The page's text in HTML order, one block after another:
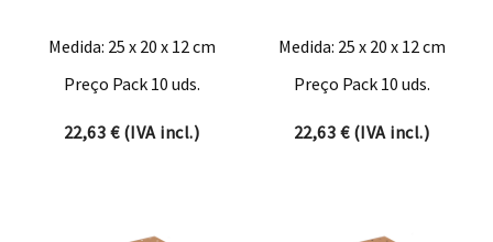
Medida: 25 x 20 x 12 cm
Preço Pack 10 uds.
22,63 €(IVA incl.)
Medida: 25 x 20 x 12 cm
Preço Pack 10 uds.
22,63 €(IVA incl.)